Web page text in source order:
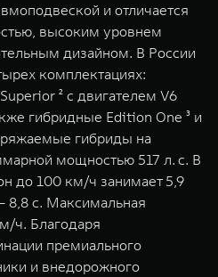
и отличается
высоким уровнем
дизайном. В России
комплектациях:
² с двигателем V6
гибридные Edition One ³ и
гибриды на
мощностью 517 л. с. В
до 100 км/ч занимает 5,9
8,8 с. Максимальная
ч. Благодаря
премиального
и внедорожного